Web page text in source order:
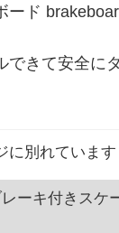
ド
できて安全に
に別れています
ーキ付きスケ